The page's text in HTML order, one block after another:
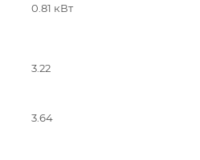
0.81 кВт
3.22
3.64